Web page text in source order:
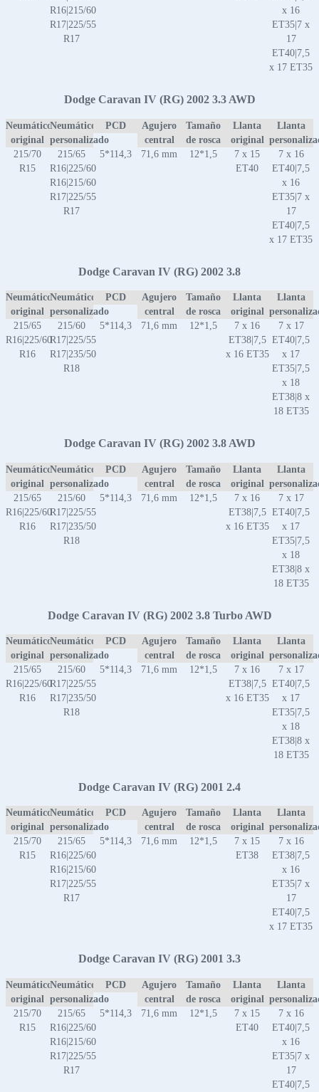
R16|215/60
R17|225/55
R17
x 16
ET35|7 x
17
ET40|7,5
x 17 ET35
Dodge Caravan IV (RG) 2002 3.3 AWD
Neumático
original
Neumático
personalizado
PCD
Agujero
central
Tamaño
de rosca
Llanta
original
Llanta
215/70
R15
215/65
R16|225/60
R16|215/60
R17|225/55
R17
5*114,3 71,6 mm 12*1,5
7 x 15
ET40
7 x 16
ET40|7,5
x 16
ET35|7 x
17
ET40|7,5
x 17 ET35
Dodge Caravan IV (RG) 2002 3.8
Neumático
original
Neumático
personalizado
PCD
Agujero
central
Tamaño
de rosca
Llanta
original
Llanta
215/65
R16|225/60
R16
215/60
R17|225/55
R17|235/50
R18
5*114,3 71,6 mm 12*1,5
7 x 16
ET38|7,5
x 16 ET35
7 x 17
ET40|7,5
x 17
ET35|7,5
x 18
ET38|8 x
18 ET35
Dodge Caravan IV (RG) 2002 3.8 AWD
Neumático
original
Neumático
personalizado
PCD
Agujero
central
Tamaño
de rosca
Llanta
original
Llanta
215/65
R16|225/60
R16
215/60
R17|225/55
R17|235/50
R18
5*114,3 71,6 mm 12*1,5
7 x 16
ET38|7,5
x 16 ET35
7 x 17
ET40|7,5
x 17
ET35|7,5
x 18
ET38|8 x
18 ET35
Dodge Caravan IV (RG) 2002 3.8 Turbo AWD
Neumático
original
Neumático
personalizado
PCD
Agujero
central
Tamaño
de rosca
Llanta
original
Llanta
215/65
R16|225/60
R16
215/60
R17|225/55
R17|235/50
R18
5*114,3 71,6 mm 12*1,5
7 x 16
ET38|7,5
x 16 ET35
7 x 17
ET40|7,5
x 17
ET35|7,5
x 18
ET38|8 x
18 ET35
Dodge Caravan IV (RG) 2001 2.4
Neumático
original
Neumático
personalizado
PCD
Agujero
central
Tamaño
de rosca
Llanta
original
Llanta
215/70
R15
215/65
R16|225/60
R16|215/60
R17|225/55
R17
5*114,3 71,6 mm 12*1,5
7 x 15
ET38
7 x 16
ET38|7,5
x 16
ET35|7 x
17
ET40|7,5
x 17 ET35
Dodge Caravan IV (RG) 2001 3.3
Neumático
original
Neumático
personalizado
PCD
Agujero
central
Tamaño
de rosca
Llanta
original
Llanta
215/70
R15
215/65
R16|225/60
R16|215/60
R17|225/55
R17
5*114,3 71,6 mm 12*1,5
7 x 15
ET40
7 x 16
ET40|7,5
x 16
ET35|7 x
17
ET40|7,5